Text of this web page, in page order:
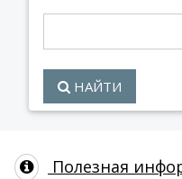
НАЙТИ
Полезная